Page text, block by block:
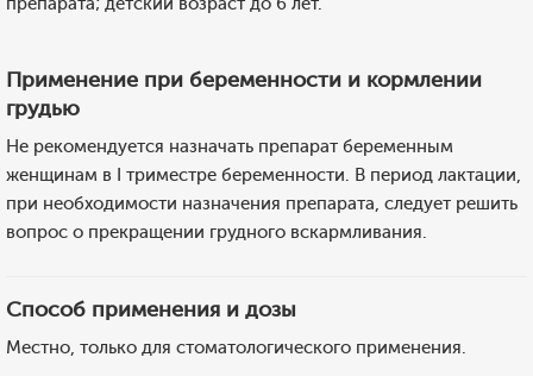
Применение при беременности и кормлении
грудью
Не рекомендуется назначать препарат беременным
женщинам в I триместре беременности. В период лактации,
при необходимости назначения препарата, следует решить
вопрос о прекращении грудного вскармливания.
Способ применения и дозы
Местно, только для стоматологического применения.